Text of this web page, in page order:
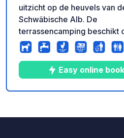
uitzicht op de heuvels van
Schwäbische Alb. De
terrassencamping beschikt
plaatsen voor campers en
tentplaatsen en diverse
huuraccommodaties zoals
bungalows en
modern sanitairgebouw,
Easy online